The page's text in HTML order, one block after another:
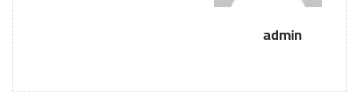
admin